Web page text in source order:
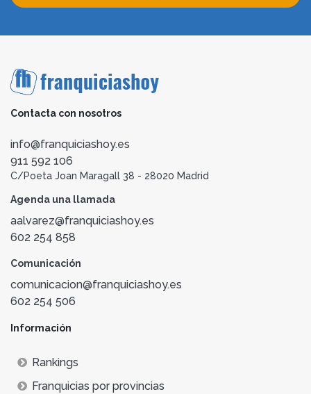
Contacta con nosotros
info@franquiciashoy.es
911 592 106
C/Poeta Joan Maragall 38 - 28020 Madrid
Agenda una llamada
aalvarez@franquiciashoy.es
602 254 858
Comunicación
comunicacion@franquiciashoy.es
602 254 506
Información
Rankings
Franquicias por provincias